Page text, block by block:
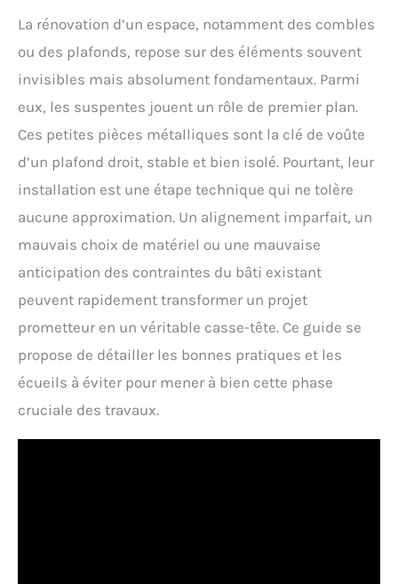
La rénovation d’un espace, notamment des combles
ou des plafonds, repose sur des éléments souvent
invisibles mais absolument fondamentaux. Parmi
eux, les suspentes jouent un rôle de premier plan.
Ces petites pièces métalliques sont la clé de voûte
d’un plafond droit, stable et bien isolé. Pourtant, leur
installation est une étape technique qui ne tolère
aucune approximation. Un alignement imparfait, un
mauvais choix de matériel ou une mauvaise
anticipation des contraintes du bâti existant
peuvent rapidement transformer un projet
prometteur en un véritable casse-tête. Ce guide se
propose de détailler les bonnes pratiques et les
écueils à éviter pour mener à bien cette phase
cruciale des travaux.